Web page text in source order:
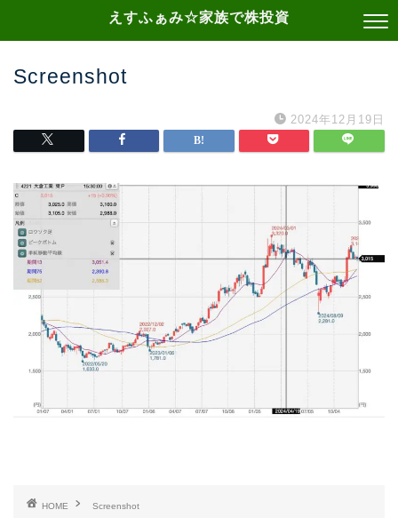
えすふぁみ☆家族で株投資
Screenshot
2024年12月19日
HOME Screenshot